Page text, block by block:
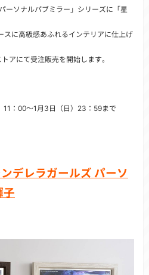
ーソナルパブミラー」シリーズに「星
スに高級感あふれるインテリアに仕上げ
アにて受注販売を開始します。
：00～1月3日（日）23：59まで
デレラガールズ パーソ
子